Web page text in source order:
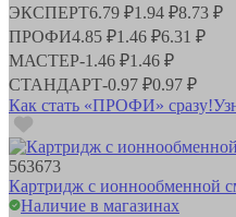
ЭКСПЕРТ6.79 ₽1.94 ₽8.73 ₽
ПРОФИ4.85 ₽1.46 ₽6.31 ₽
МАСТЕР-1.46 ₽1.46 ₽
СТАНДАРТ-0.97 ₽0.97 ₽
Как стать «ПРОФИ» сразу!
563673
Картридж с ионнообменной
Наличие в магазинах